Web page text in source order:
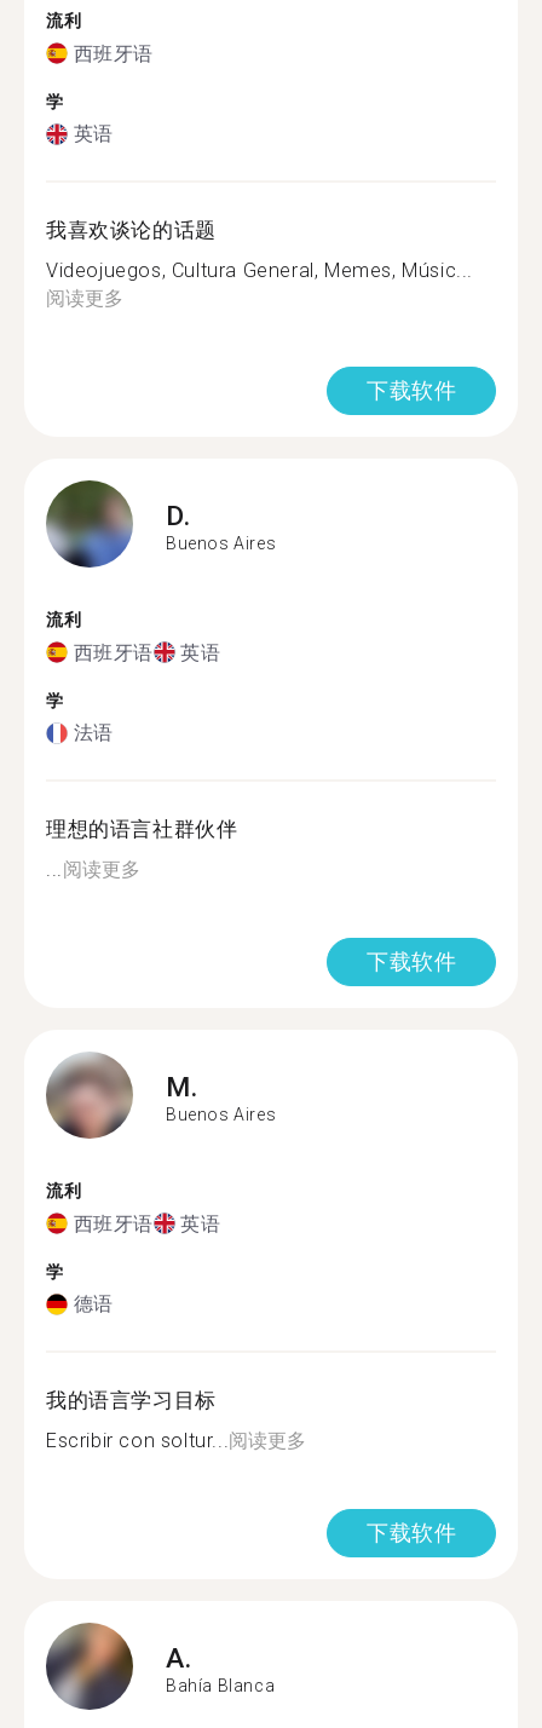
流利
西班牙语
学
英语
我喜欢谈论的话题
Videojuegos, Cultura General, Memes, Músic...
阅读更多
下载软件
D.
Buenos Aires
流利
西班牙语 英语
学
法语
理想的语言社群伙伴
...阅读更多
下载软件
M.
Buenos Aires
流利
西班牙语 英语
学
德语
我的语言学习目标
Escribir con soltur...阅读更多
下载软件
A.
Bahía Blanca